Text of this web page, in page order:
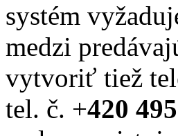
systém
medzi
vytvoriť tiež
tel. č. +420